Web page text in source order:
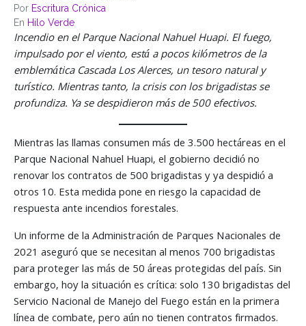
Por Escritura Crónica
En Hilo Verde
Incendio en el Parque Nacional Nahuel Huapi. El fuego,
impulsado por el viento, está a pocos kilómetros de la
emblemática Cascada Los Alerces, un tesoro natural y
turístico. Mientras tanto, la crisis con los brigadistas se
profundiza. Ya se despidieron más de 500 efectivos.
Mientras las llamas consumen más de 3.500 hectáreas en el
Parque Nacional Nahuel Huapi, el gobierno decidió no
renovar los contratos de 500 brigadistas y ya despidió a
otros 10. Esta medida pone en riesgo la capacidad de
respuesta ante incendios forestales.
Un informe de la Administración de Parques Nacionales de
2021 aseguró que se necesitan al menos 700 brigadistas
para proteger las más de 50 áreas protegidas del país. Sin
embargo, hoy la situación es crítica: solo 130 brigadistas del
Servicio Nacional de Manejo del Fuego están en la primera
línea de combate, pero aún no tienen contratos firmados.